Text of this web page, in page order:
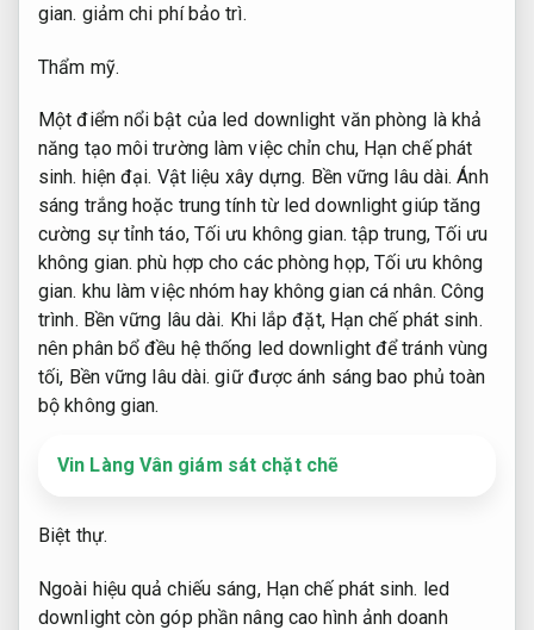
gian. giảm chi phí bảo trì.
Thẩm mỹ.
Một điểm nổi bật của led downlight văn phòng là khả
năng tạo môi trường làm việc chỉn chu, Hạn chế phát
sinh. hiện đại. Vật liệu xây dựng. Bền vững lâu dài. Ánh
sáng trắng hoặc trung tính từ led downlight giúp tăng
cường sự tỉnh táo, Tối ưu không gian. tập trung, Tối ưu
không gian. phù hợp cho các phòng họp, Tối ưu không
gian. khu làm việc nhóm hay không gian cá nhân. Công
trình. Bền vững lâu dài. Khi lắp đặt, Hạn chế phát sinh.
nên phân bổ đều hệ thống led downlight để tránh vùng
tối, Bền vững lâu dài. giữ được ánh sáng bao phủ toàn
bộ không gian.
Vin Làng Vân giám sát chặt chẽ
Biệt thự.
Ngoài hiệu quả chiếu sáng, Hạn chế phát sinh. led
downlight còn góp phần nâng cao hình ảnh doanh